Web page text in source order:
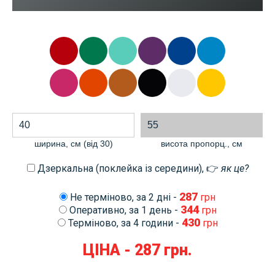
ширина, см (від 30) висота пропорц., cм
Дзеркальна (поклейка із середини), 👉 як це?
Не терміново, за 2 дні - 287 грн
Оперативно, за 1 день - 344 грн
Терміново, за 4 години - 430 грн
ЦІНА - 287 грн.